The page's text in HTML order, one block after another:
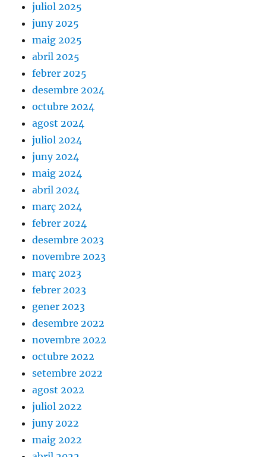
juliol 2025
juny 2025
maig 2025
abril 2025
febrer 2025
desembre 2024
octubre 2024
agost 2024
juliol 2024
juny 2024
maig 2024
abril 2024
març 2024
febrer 2024
desembre 2023
novembre 2023
març 2023
febrer 2023
gener 2023
desembre 2022
novembre 2022
octubre 2022
setembre 2022
agost 2022
juliol 2022
juny 2022
maig 2022